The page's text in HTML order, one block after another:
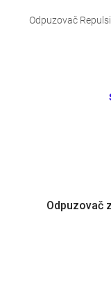
Odpuzovač
Odpuzovač